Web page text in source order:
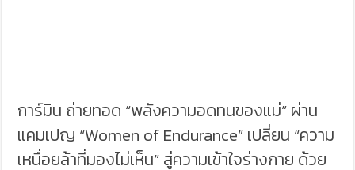
การ์มิน ถ่ายทอด “พลังความอดทนของแม่” ผ่าน
แคมเปญ “Women of Endurance” เปลี่ยน “ความ
เหนื่อยล้าที่มองไม่เห็น” สู่ความเข้าใจร่างกาย ด้วย